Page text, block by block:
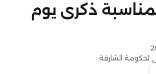
ذكرى يوم
لحكومة الشارقة